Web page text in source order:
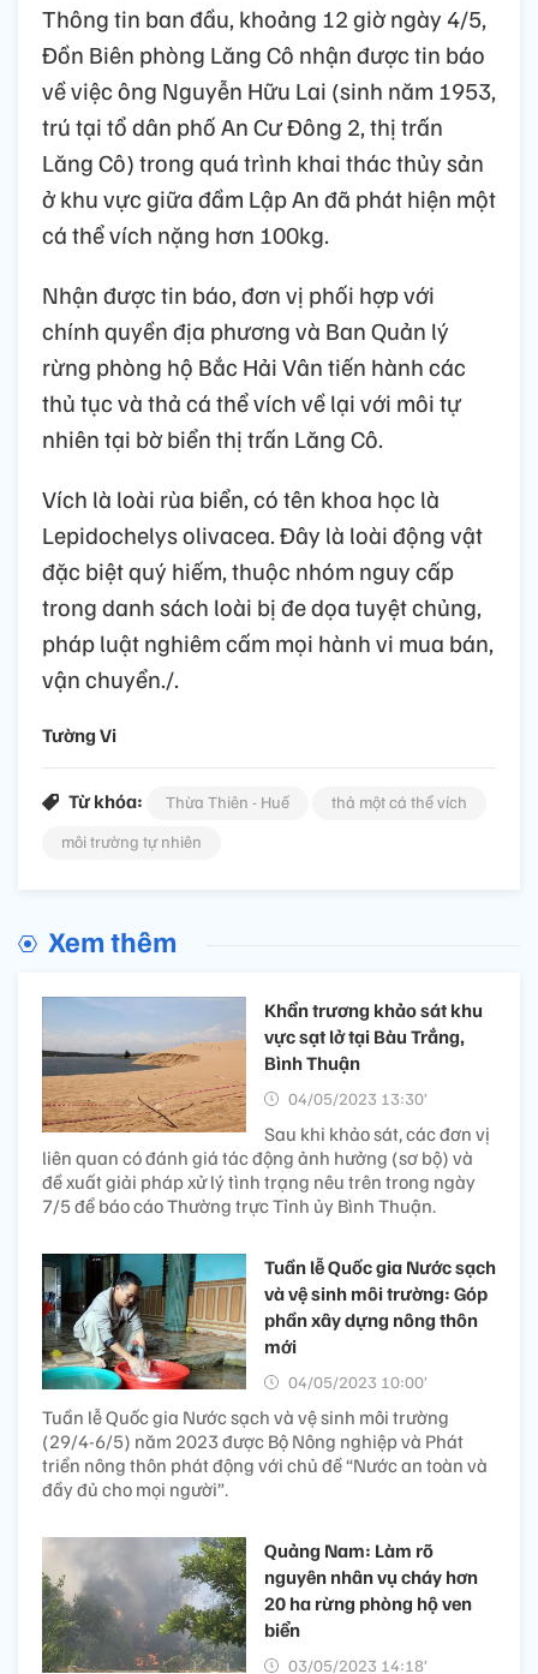
Thông tin ban đầu, khoảng 12 giờ ngày 4/5,
Đồn Biên phòng Lăng Cô nhận được tin báo
về việc ông Nguyễn Hữu Lai (sinh năm 1953,
trú tại tổ dân phố An Cư Đông 2, thị trấn
Lăng Cô) trong quá trình khai thác thủy sản
ở khu vực giữa đầm Lập An đã phát hiện một
cá thể vích nặng hơn 100kg.
Nhận được tin báo, đơn vị phối hợp với
chính quyền địa phương và Ban Quản lý
rừng phòng hộ Bắc Hải Vân tiến hành các
thủ tục và thả cá thể vích về lại với môi tự
nhiên tại bờ biển thị trấn Lăng Cô.
Vích là loài rùa biển, có tên khoa học là
Lepidochelys olivacea. Đây là loài động vật
đặc biệt quý hiếm, thuộc nhóm nguy cấp
trong danh sách loài bị đe dọa tuyệt chủng,
pháp luật nghiêm cấm mọi hành vi mua bán,
vận chuyển./.
Tường Vi
Từ khóa: Thừa Thiên - Huế
thả một cá thể vích
môi trường tự nhiên
Xem thêm
Khẩn trương khảo sát khu
vực sạt lở tại Bàu Trắng,
Bình Thuận
04/05/2023 13:30’
Sau khi khảo sát, các đơn vị
liên quan có đánh giá tác động ảnh hưởng (sơ bộ) và
đề xuất giải pháp xử lý tình trạng nêu trên trong ngày
7/5 để báo cáo Thường trực Tỉnh ủy Bình Thuận.
Tuần lễ Quốc gia Nước sạch
và vệ sinh môi trường: Góp
phần xây dựng nông thôn
mới
04/05/2023 10:00’
Tuần lễ Quốc gia Nước sạch và vệ sinh môi trường
(29/4-6/5) năm 2023 được Bộ Nông nghiệp và Phát
triển nông thôn phát động với chủ đề “Nước an toàn và
đầy đủ cho mọi người”.
Quảng Nam: Làm rõ
nguyên nhân vụ cháy hơn
20 ha rừng phòng hộ ven
biển
03/05/2023 14:18’